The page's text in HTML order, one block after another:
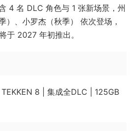
4 名 DLC 角色与 1 张新场景，州
）、小罗杰（秋季） 依次登场，
于 2027 年初推出。
8 | 集成全DLC | 125GB